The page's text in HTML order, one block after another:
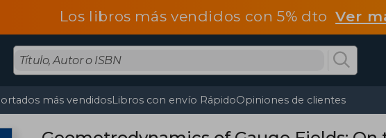
Los libros más vendidos con 5% dtoVer
más vendidosLibros con envío RápidoOpiniones de clientes